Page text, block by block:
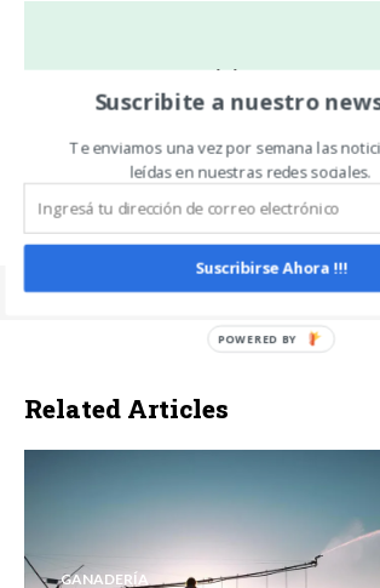
Noticias De Campo
https://
Todas las Noticias de Campo en un
Related Articles
GANADERÍA
Suscribite a nuestro
Te enviamos una vez por semana las
leídas en nuestras redes sociales.
Suscribirse Ahora !!!